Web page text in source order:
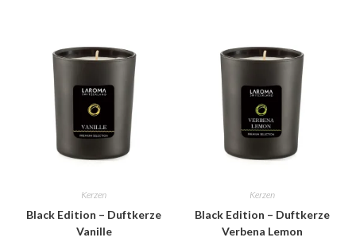
Kerzen
Black Edition – Duftkerze
Vanille
Kerzen
Black Edition – Duftkerze
Verbena Lemon